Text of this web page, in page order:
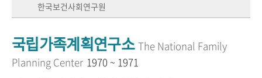
한국보건사회연구원
국립가족계획연구소 The National Family
Planning Center 1970 ~ 1971